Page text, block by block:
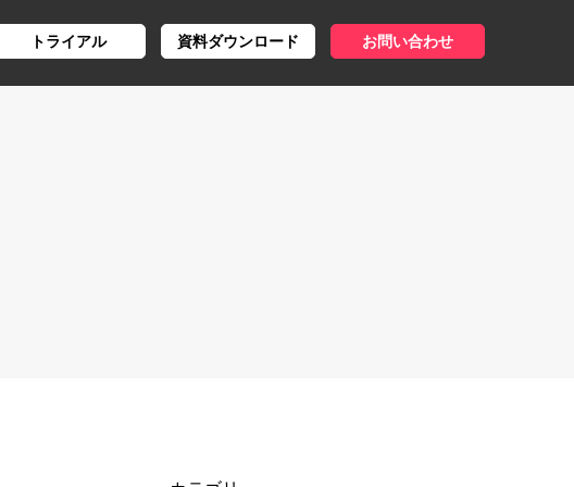
トライアル 資料ダウンロード お問い合わせ